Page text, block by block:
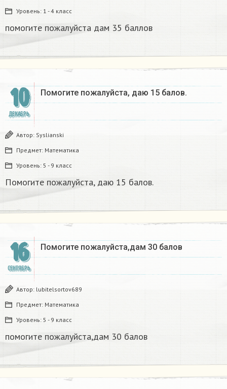
Уровень: 1 - 4 класс
помогите пожалуйста дам 35 баллов ​
10
ДЕКАБРЬ
Помогите пожалуйста, даю 15 балов. ​
Автор: Syslianski
Предмет: Математика
Уровень: 5 - 9 класс
Помогите пожалуйста, даю 15 балов. ​
16
СЕНТЯБРЬ
Помогите пожалуйста,дам 30 балов​
Автор: lubitelsortov689
Предмет: Математика
Уровень: 5 - 9 класс
помогите пожалуйста,дам 30 балов​